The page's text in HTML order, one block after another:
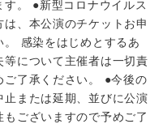
。 ●新型コロナウイルス
、本公演のチケットお申
。 感染をはじめとするあ
について主催者は一切責
ご了承ください。 ●今後の
止または延期、並びに公演
ございますので予めご了